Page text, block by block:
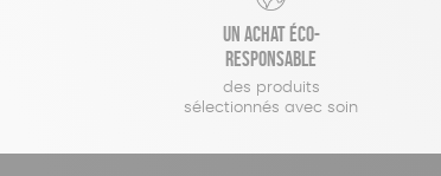
Un achat éco-
responsable
des produits
sélectionnés avec soin